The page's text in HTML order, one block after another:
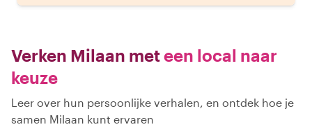
Verken Milaan meteen local naar
keuze
Leer over hun persoonlijke verhalen, en ontdek hoe je
samen Milaan kunt ervaren